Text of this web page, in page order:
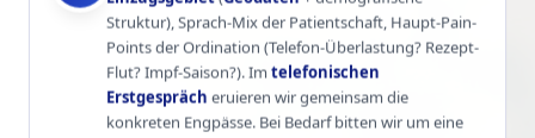
Struktur), Sprach-Mix der Patientschaft, Haupt-Pain-
Points der Ordination (Telefon-Überlastung? Rezept-
Flut? Impf-Saison?). Im telefonischen
Erstgespräch eruieren wir gemeinsam die
konkreten Engpässe. Bei Bedarf bitten wir um eine